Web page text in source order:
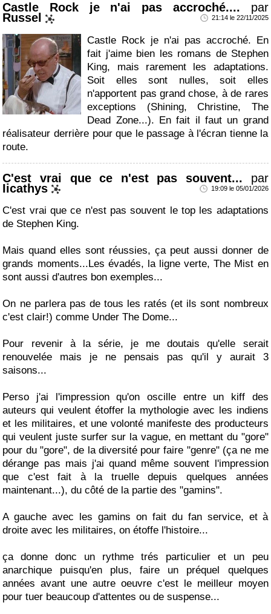
Castle Rock je n'ai pas accroché.... par
Russel 21:14 le 22/11/2025
Castle Rock je n'ai pas accroché. En
fait j'aime bien les romans de Stephen
King, mais rarement les adaptations.
Soit elles sont nulles, soit elles
n'apportent pas grand chose, à de rares
exceptions (Shining, Christine, The
Dead Zone...). En fait il faut un grand
réalisateur derrière pour que le passage à l'écran tienne la
route.
C'est vrai que ce n'est pas souvent... par
Iicathys 19:09 le 05/01/2026
C'est vrai que ce n'est pas souvent le top les adaptations
de Stephen King.
Mais quand elles sont réussies, ça peut aussi donner de
grands moments...Les évadés, la ligne verte, The Mist en
sont aussi d'autres bon exemples...
On ne parlera pas de tous les ratés (et ils sont nombreux
c'est clair!) comme Under The Dome...
Pour revenir à la série, je me doutais qu'elle serait
renouvelée mais je ne pensais pas qu'il y aurait 3
saisons...
Perso j'ai l'impression qu'on oscille entre un kiff des
auteurs qui veulent étoffer la mythologie avec les indiens
et les militaires, et une volonté manifeste des producteurs
qui veulent juste surfer sur la vague, en mettant du "gore"
pour du "gore", de la diversité pour faire "genre" (ça ne me
dérange pas mais j'ai quand même souvent l'impression
que c'est fait à la truelle depuis quelques années
maintenant...), du côté de la partie des "gamins".
A gauche avec les gamins on fait du fan service, et à
droite avec les militaires, on étoffe l'histoire...
ça donne donc un rythme trés particulier et un peu
anarchique puisqu'en plus, faire un préquel quelques
années avant une autre oeuvre c'est le meilleur moyen
pour tuer beaucoup d'attentes ou de suspense...